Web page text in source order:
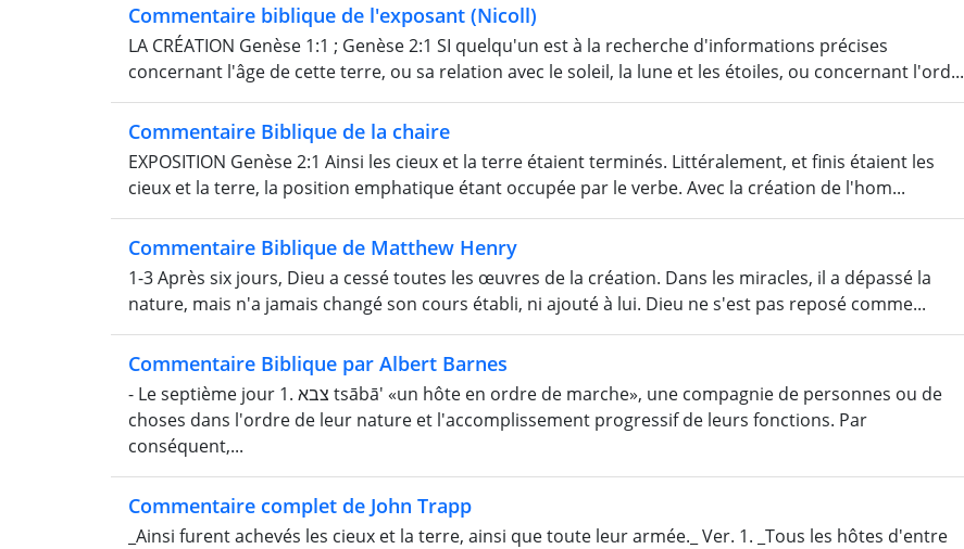
Commentaire biblique de l'exposant (Nicoll)
LA CRÉATION Genèse 1:1 ; Genèse 2:1 SI quelqu'un est à la recherche d'informations précises
concernant l'âge de cette terre, ou sa relation avec le soleil, la lune et les étoiles, ou concernant l'ord...
Commentaire Biblique de la chaire
EXPOSITION Genèse 2:1 Ainsi les cieux et la terre étaient terminés. Littéralement, et finis étaient les
cieux et la terre, la position emphatique étant occupée par le verbe. Avec la création de l'hom...
Commentaire Biblique de Matthew Henry
1-3 Après six jours, Dieu a cessé toutes les œuvres de la création. Dans les miracles, il a dépassé la
nature, mais n'a jamais changé son cours établi, ni ajouté à lui. Dieu ne s'est pas reposé comme...
Commentaire Biblique par Albert Barnes
- Le septième jour 1. צבא tsābā' «un hôte en ordre de marche», une compagnie de personnes ou de
choses dans l'ordre de leur nature et l'accomplissement progressif de leurs fonctions. Par
conséquent,...
Commentaire complet de John Trapp
_Ainsi furent achevés les cieux et la terre, ainsi que toute leur armée._ Ver. 1. _Tous les hôtes d'entre